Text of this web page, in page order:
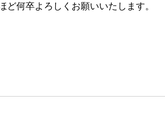
ど何卒よろしくお願いいたします。